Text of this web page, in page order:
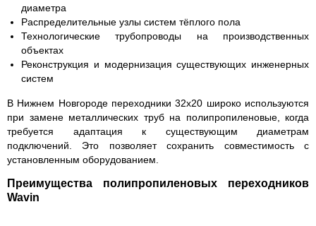
диаметра
Распределительные узлы систем тёплого пола
Технологические трубопроводы на производственных
объектах
Реконструкция и модернизация существующих инженерных
систем
В Нижнем Новгороде переходники 32х20 широко используются
при замене металлических труб на полипропиленовые, когда
требуется адаптация к существующим диаметрам
подключений. Это позволяет сохранить совместимость с
установленным оборудованием.
Преимущества полипропиленовых переходников
Wavin